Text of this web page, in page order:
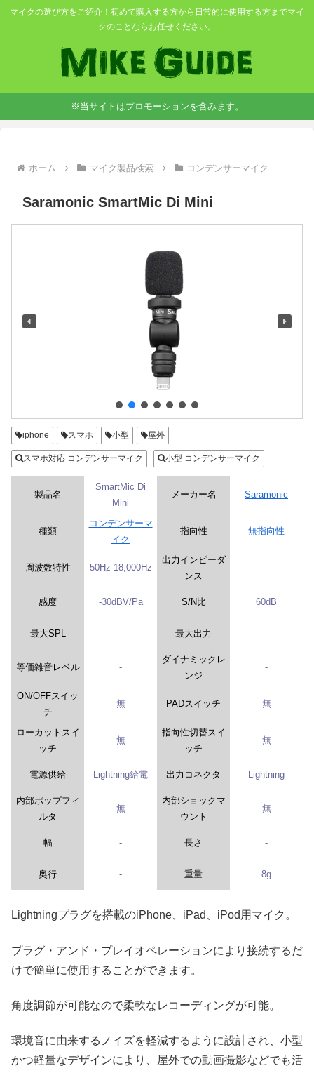
マイクの選び方をご紹介！初めて購入する方から日常的に使用する方までマイ
クのことならお任せください。
※当サイトはプロモーションを含みます。
ホーム マイク製品検索 コンデンサーマイク
Saramonic SmartMic Di Mini
iphone スマホ 小型 屋外
スマホ対応 コンデンサーマイク 小型 コンデンサーマイク
製品名
SmartMic Di
Mini
メーカー名 Saramonic
種類
コンデンサーマ
イク
指向性 無指向性
周波数特性 50Hz-18,000Hz
出力インピーダ
ンス
-
感度 -30dBV/Pa S/N比 60dB
最大SPL - 最大出力 -
等価雑音レベル -
ダイナミックレ
ンジ
-
ON/OFFスイッ
チ
無 PADスイッチ 無
ローカットスイ
ッチ
無
指向性切替スイ
ッチ
無
電源供給 Lightning給電 出力コネクタ Lightning
内部ポップフィ
ルタ
無
内部ショックマ
ウント
無
幅 - 長さ -
奥行 - 重量 8g
Lightningプラグを搭載のiPhone、iPad、iPod用マイク。
プラグ・アンド・プレイオペレーションにより接続するだ
けで簡単に使用することができます。
角度調節が可能なので柔軟なレコーディングが可能。
環境音に由来するノイズを軽減するように設計され、小型
かつ軽量なデザインにより、屋外での動画撮影などでも活